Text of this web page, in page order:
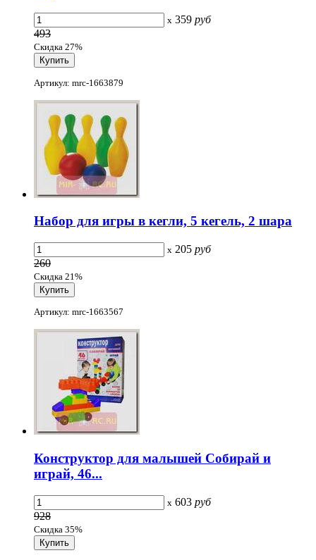
x 359 руб
493
Скидка 27%
Артикул: mrc-1663879
Набор для игры в кегли, 5 кегель, 2 шара
x 205 руб
260
Скидка 21%
Артикул: mrc-1663567
Конструктор для малышей Собирай и
играй, 46...
x 603 руб
928
Скидка 35%